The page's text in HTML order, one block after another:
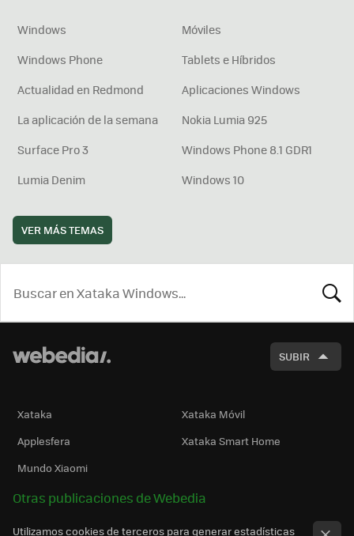
Windows
Móviles
Windows Phone
Tablets e Híbridos
Actualidad en Redmond
Aplicaciones Windows
La aplicación de la semana
Nokia Lumia 925
Surface Pro 3
Windows Phone 8.1 GDR1
Lumia Denim
Windows 10
VER MÁS TEMAS
SUBIR
Xataka
Xataka Móvil
Applesfera
Xataka Smart Home
Mundo Xiaomi
Otras publicaciones de Webedia
Utilizamos cookies de terceros para generar estadísticas